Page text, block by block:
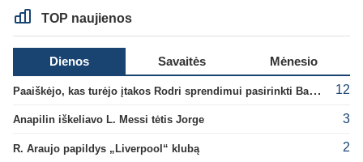
TOP naujienos
Dienos Savaitės Mėnesio
Paaiškėjo, kas turėjo įtakos Rodri sprendimui pasirinkti Barselonos pusę 12
Anapilin iškeliavo L. Messi tėtis Jorge 3
R. Araujo papildys „Liverpool“ klubą 2